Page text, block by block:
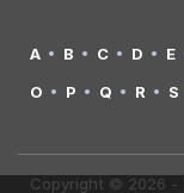
A B C D E
O
P Q R S
Copyright © 2026 -